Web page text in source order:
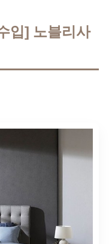
입] 노블리사